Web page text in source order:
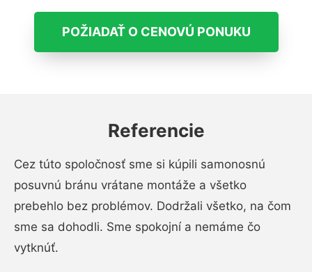
POŽIADAŤ O CENOVÚ PONUKU
Referencie
Cez túto spoločnosť sme si kúpili samonosnú
posuvnú bránu vrátane montáže a všetko
prebehlo bez problémov. Dodržali všetko, na čom
sme sa dohodli. Sme spokojní a nemáme čo
vytknúť.